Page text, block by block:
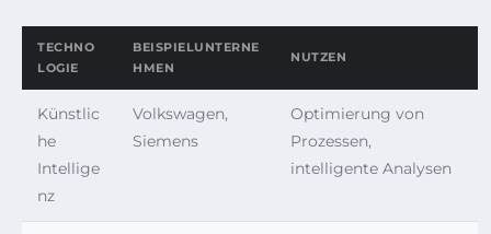
TECHNO
LOGIE
BEISPIELUNTERNE
HMEN
NUTZEN
Künstlic
he
Intellige
nz
Volkswagen,
Siemens
Optimierung von
Prozessen,
intelligente Analysen